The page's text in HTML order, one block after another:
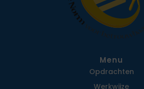
Menu
Opdrachten
Werkwijze